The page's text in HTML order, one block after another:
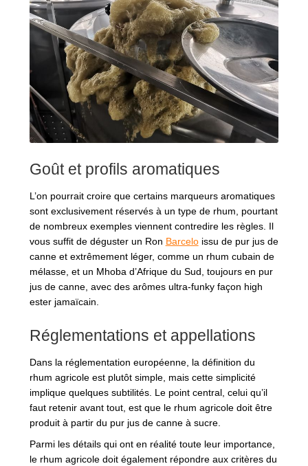
Goût et profils aromatiques
L’on pourrait croire que certains marqueurs aromatiques
sont exclusivement réservés à un type de rhum, pourtant
de nombreux exemples viennent contredire les règles. Il
vous suffit de déguster un Ron Barceloissu de pur jus de
canne et extrêmement léger, comme un rhum cubain de
mélasse, et un Mhoba d’Afrique du Sud, toujours en pur
jus de canne, avec des arômes ultra-funky façon high
ester jamaïcain.
Réglementations et appellations
Dans la réglementation européenne, la définition du
rhum agricole est plutôt simple, mais cette simplicité
implique quelques subtilités. Le point central, celui qu’il
faut retenir avant tout, est que le rhum agricole doit être
produit à partir du pur jus de canne à sucre.
Parmi les détails qui ont en réalité toute leur importance,
le rhum agricole doit également répondre aux critères du